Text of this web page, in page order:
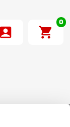
0
NBR 70